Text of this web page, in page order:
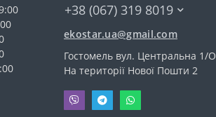
+38 (067) 319 8019
ekostar.ua@gmail.com
Гостомель вул. Центральна 1/О
На території Нової Пошти 2